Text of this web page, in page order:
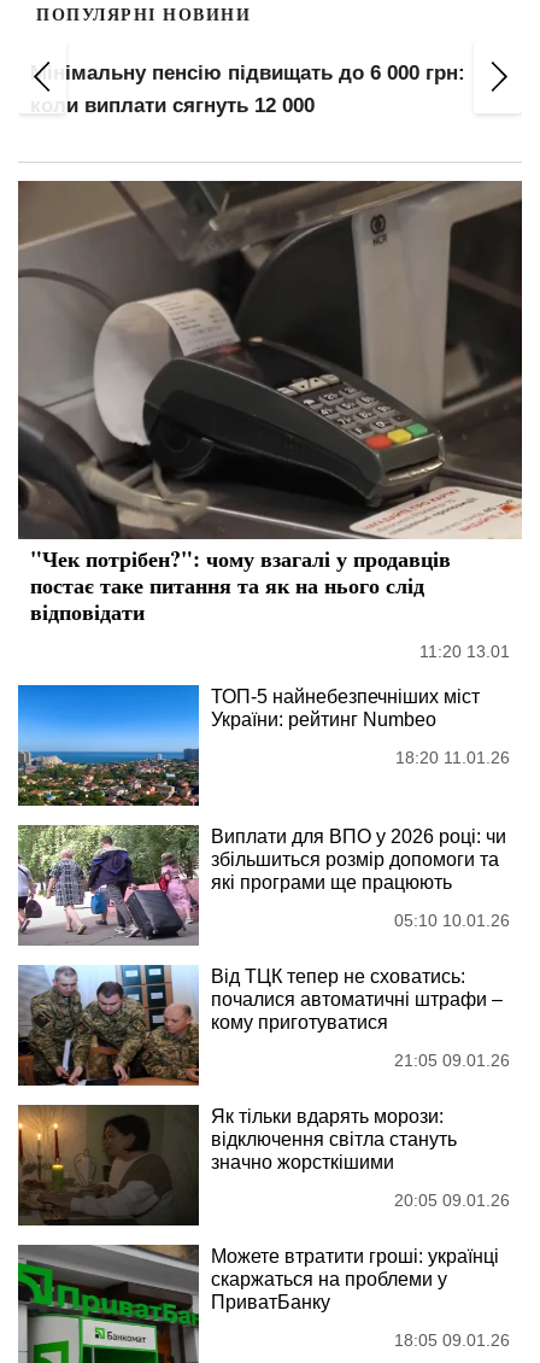
ПОПУЛЯРНІ НОВИНИ
Штраф "з повітря": "Резерв+" карає за старі
порушення, які вже втратили силу
"Чек потрібен?": чому взагалі у продавців
постає таке питання та як на нього слід
відповідати
11:20 13.01
ТОП-5 найнебезпечніших міст
України: рейтинг Numbeo
18:20 11.01.26
Виплати для ВПО у 2026 році: чи
збільшиться розмір допомоги та
які програми ще працюють
05:10 10.01.26
Від ТЦК тепер не сховатись:
почалися автоматичні штрафи –
кому приготуватися
21:05 09.01.26
Як тільки вдарять морози:
відключення світла стануть
значно жорсткішими
20:05 09.01.26
Можете втратити гроші: українці
скаржаться на проблеми у
ПриватБанку
18:05 09.01.26